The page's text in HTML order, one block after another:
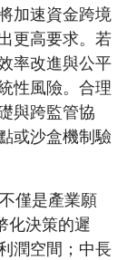
加速資金跨境
更高要求。若
率改進與公平
性風險。合理
與跨監管協
或沙盒機制驗
僅是產業願
化決策的遲
潤空間；中長